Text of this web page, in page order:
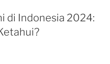
di Indonesia 2024: